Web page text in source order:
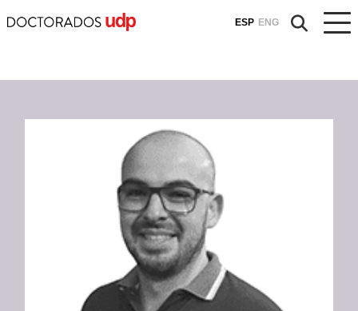
ESP ENG